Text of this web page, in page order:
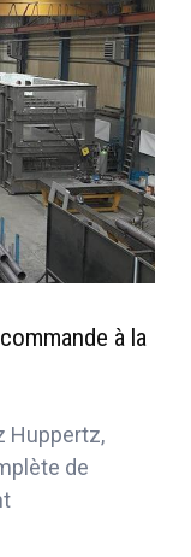
à la
Huppertz,
de